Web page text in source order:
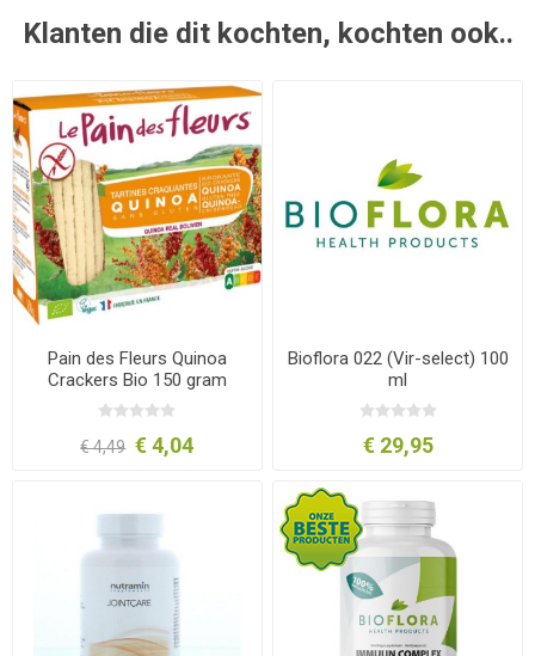
Klanten die dit kochten, kochten ook..
Pain des Fleurs Quinoa
Crackers Bio 150 gram
€ 4,49 € 4,04
Bioflora 022 (Vir-select) 100
ml
€ 29,95